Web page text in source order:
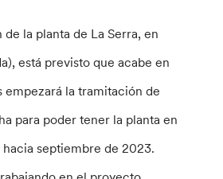
la planta de La Serra, en
está previsto que acabe en
empezará la tramitación de
para poder tener la planta en
septiembre de 2023.